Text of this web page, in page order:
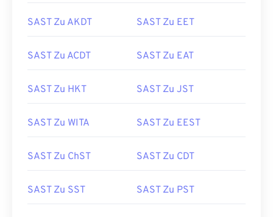
SAST Zu AKDT SAST Zu EET
SAST Zu ACDT SAST Zu EAT
SAST Zu HKT SAST Zu JST
SAST Zu WITA SAST Zu EEST
SAST Zu ChST SAST Zu CDT
SAST Zu SST SAST Zu PST